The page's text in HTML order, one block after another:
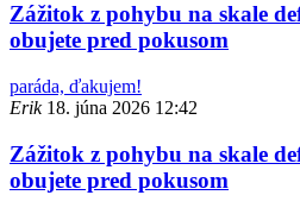
Zážitok z pohybu na skale
obujete pred pokusom
paráda, ďakujem!
Erik 18. júna 2026 12:42
Zážitok z pohybu na skale
obujete pred pokusom